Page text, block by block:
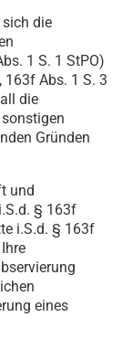
die
1 S. 1 StPO)
163f Abs. 1 S. 3
die
Gründen
und
§ 163f
i.S.d. § 163f
eines